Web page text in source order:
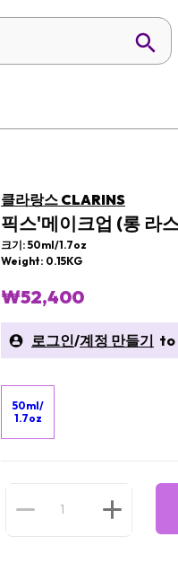
클라랑스 CLARINS
픽스'메이크업 (롱 라
크기: 50ml/1.7oz
Weight: 0.15KG
₩52,400
로그인/계정 만들기 to
50ml/
1.7oz